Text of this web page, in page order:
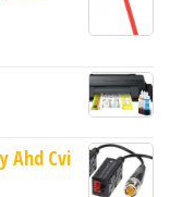
Ahd Cvi